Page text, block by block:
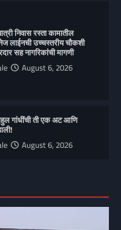
निवास रस्ता कामातील
लाईनची उच्चस्तरीय चौकशी
सह नागरिकांची मागणी
August 6, 2026
गांधींची ती एक अट आणि
August 6, 2026